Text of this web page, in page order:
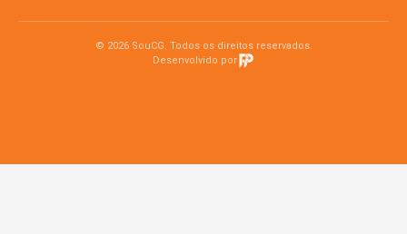
© 2026 SouCG. Todos os direitos reservados.
Desenvolvido por